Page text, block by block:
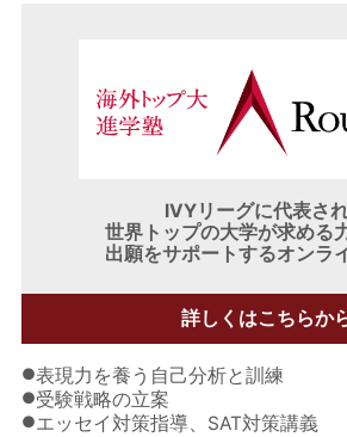
IVYリーグに代表さ
世界トップの大学が求める
出願をサポートするオンラ
詳しくはこちらか
●表現力を養う自己分析と訓練
●受験戦略の立案
●エッセイ対策指導、SAT対策講義